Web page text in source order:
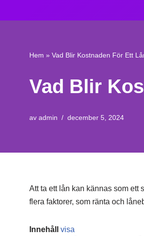
innehållHem » Vad Blir Kostnaden För Ett
Vad Blir
av admin december 5, 2024
Att ta ett lån kan kännas som ett
flera faktorer, som ränta och
Innehåll visa